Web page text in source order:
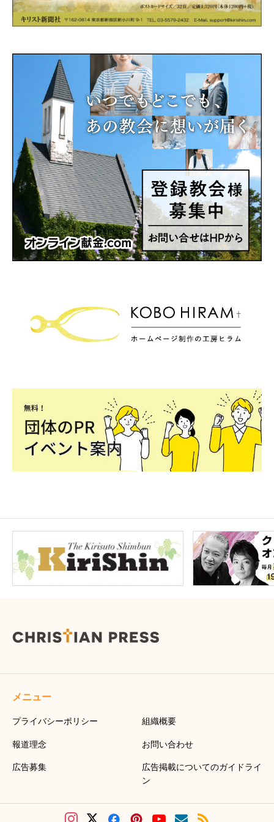
メニュー
プライバシーポリシー 組織概要
報道理念 お問い合わせ
広告募集
広告掲載についてのガイドライ
ン